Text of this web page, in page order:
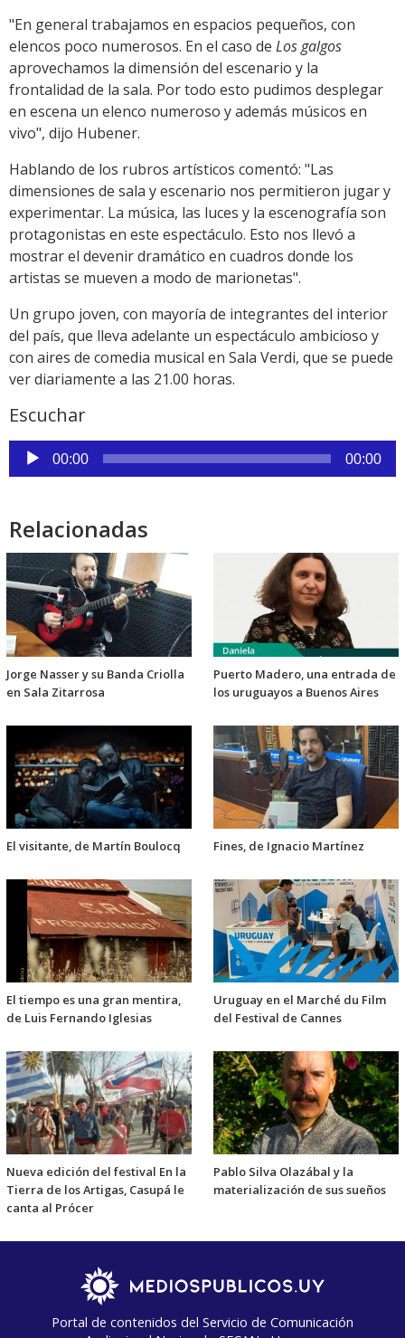
"En general trabajamos en espacios pequeños, con
elencos poco numerosos. En el caso de Los galgos
aprovechamos la dimensión del escenario y la
frontalidad de la sala. Por todo esto pudimos desplegar
en escena un elenco numeroso y además músicos en
vivo", dijo Hubener.
Hablando de los rubros artísticos comentó: "Las
dimensiones de sala y escenario nos permitieron jugar y
experimentar. La música, las luces y la escenografía son
protagonistas en este espectáculo. Esto nos llevó a
mostrar el devenir dramático en cuadros donde los
artistas se mueven a modo de marionetas".
Un grupo joven, con mayoría de integrantes del interior
del país, que lleva adelante un espectáculo ambicioso y
con aires de comedia musical en Sala Verdi, que se puede
ver diariamente a las 21.00 horas.
Escuchar
Reproductor
00:00 00:00
Relacionadas
Jorge Nasser y su Banda Criolla
en Sala Zitarrosa
Puerto Madero, una entrada de
los uruguayos a Buenos Aires
El visitante, de Martín Boulocq Fines, de Ignacio Martínez
El tiempo es una gran mentira,
de Luis Fernando Iglesias
Uruguay en el Marché du Film
del Festival de Cannes
Nueva edición del festival En la
Tierra de los Artigas, Casupá le
canta al Prócer
Pablo Silva Olazábal y la
materialización de sus sueños
Portal de contenidos del Servicio de Comunicación